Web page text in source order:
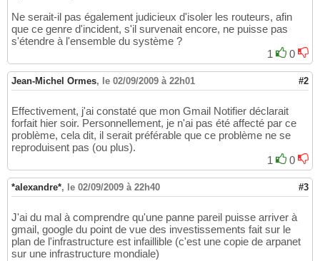
Ne serait-il pas également judicieux d'isoler les routeurs, afin
que ce genre d'incident, s'il survenait encore, ne puisse pas
s'étendre à l'ensemble du système ?
1
0
Jean-Michel Ormes, le 02/09/2009 à 22h01 #2
Effectivement, j'ai constaté que mon Gmail Notifier déclarait
forfait hier soir. Personnellement, je n'ai pas été affecté par ce
problème, cela dit, il serait préférable que ce problème ne se
reproduisent pas (ou plus).
1
0
*alexandre*, le 02/09/2009 à 22h40 #3
J'ai du mal à comprendre qu'une panne pareil puisse arriver à
gmail, google du point de vue des investissements fait sur le
plan de l'infrastructure est infaillible (c'est une copie de arpanet
sur une infrastructure mondiale)